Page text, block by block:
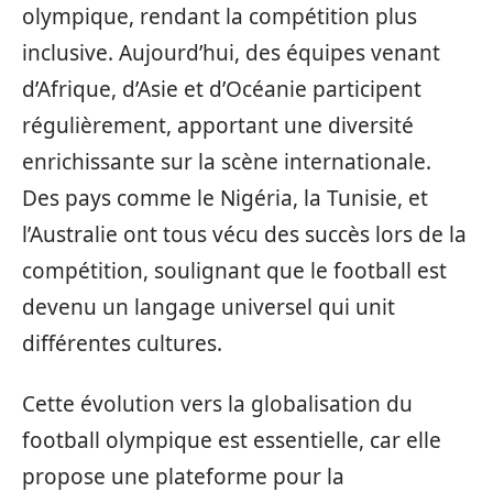
olympique, rendant la compétition plus
inclusive. Aujourd’hui, des équipes venant
d’Afrique, d’Asie et d’Océanie participent
régulièrement, apportant une diversité
enrichissante sur la scène internationale.
Des pays comme le Nigéria, la Tunisie, et
l’Australie ont tous vécu des succès lors de la
compétition, soulignant que le football est
devenu un langage universel qui unit
différentes cultures.
Cette évolution vers la globalisation du
football olympique est essentielle, car elle
propose une plateforme pour la